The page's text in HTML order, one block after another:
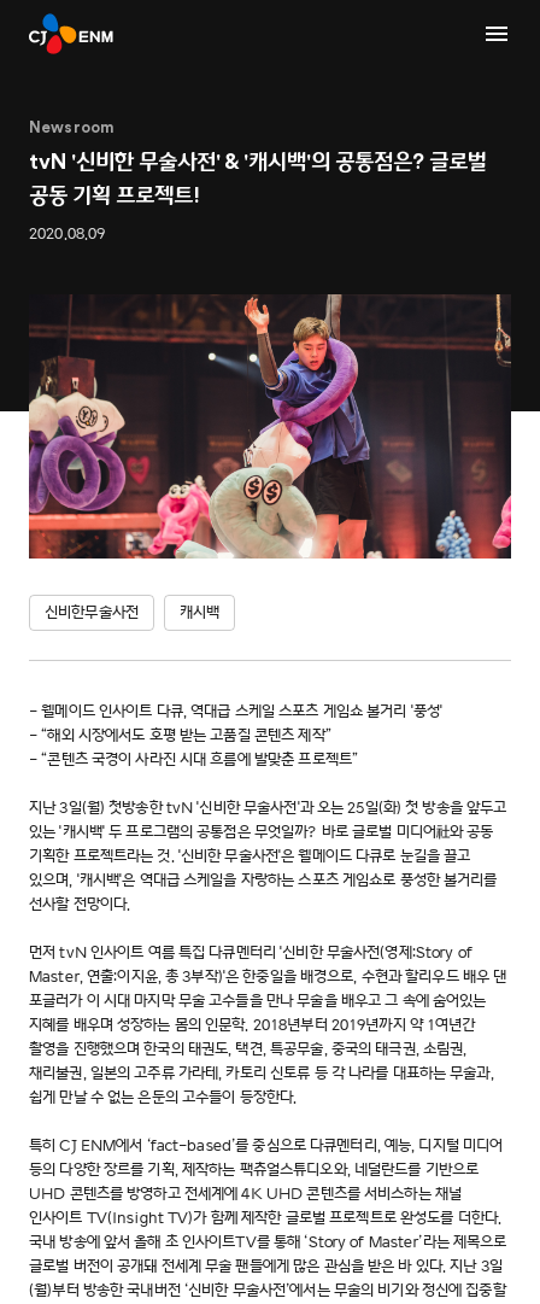
Newsroom
tvN '신비한 무술사전' & '캐시백'의 공통점은? 글로벌
공동 기획 프로젝트!
2020.08.09
신비한무술사전 캐시백
- 웰메이드 인사이트 다큐, 역대급 스케일 스포츠 게임쇼 볼거리 '풍성'
- “해외 시장에서도 호평 받는 고품질 콘텐츠 제작”
- “콘텐츠 국경이 사라진 시대 흐름에 발맞춘 프로젝트”
지난 3일(월) 첫방송한 tvN '신비한 무술사전'과 오는 25일(화) 첫 방송을 앞두고
있는 '캐시백' 두 프로그램의 공통점은 무엇일까? 바로 글로벌 미디어社와 공동
기획한 프로젝트라는 것. '신비한 무술사전'은 웰메이드 다큐로 눈길을 끌고
있으며, '캐시백'은 역대급 스케일을 자랑하는 스포츠 게임쇼로 풍성한 볼거리를
선사할 전망이다.
먼저 tvN 인사이트 여름 특집 다큐멘터리 '신비한 무술사전(영제:Story of
Master, 연출:이지윤, 총 3부작)'은 한중일을 배경으로, 수현과 할리우드 배우 댄
포글러가 이 시대 마지막 무술 고수들을 만나 무술을 배우고 그 속에 숨어있는
지혜를 배우며 성장하는 몸의 인문학. 2018년부터 2019년까지 약 1여년간
촬영을 진행했으며 한국의 태권도, 택견, 특공무술, 중국의 태극권, 소림권,
채리불권, 일본의 고주류 가라테, 카토리 신토류 등 각 나라를 대표하는 무술과,
쉽게 만날 수 없는 은둔의 고수들이 등장한다.
특히 CJ ENM에서 ‘fact-based’를 중심으로 다큐멘터리, 예능, 디지털 미디어
등의 다양한 장르를 기획, 제작하는 팩츄얼스튜디오와, 네덜란드를 기반으로
UHD 콘텐츠를 방영하고 전세계에 4K UHD 콘텐츠를 서비스하는 채널
인사이트 TV(Insight TV)가 함께 제작한 글로벌 프로젝트로 완성도를 더한다.
국내 방송에 앞서 올해 초 인사이트TV를 통해 ‘Story of Master’라는 제목으로
글로벌 버전이 공개돼 전세계 무술 팬들에게 많은 관심을 받은 바 있다. 지난 3일
(월)부터 방송한 국내버전 ‘신비한 무술사전’에서는 무술의 비기와 정신에 집중할